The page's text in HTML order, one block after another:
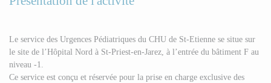
Le service des Urgences Pédiatriques du CHU de St-Etienne se situe sur
le site de l’Hôpital Nord à St-Priest-en-Jarez, à l’entrée du bâtiment F au
niveau -1.
Ce service est conçu et réservée pour la prise en charge exclusive des